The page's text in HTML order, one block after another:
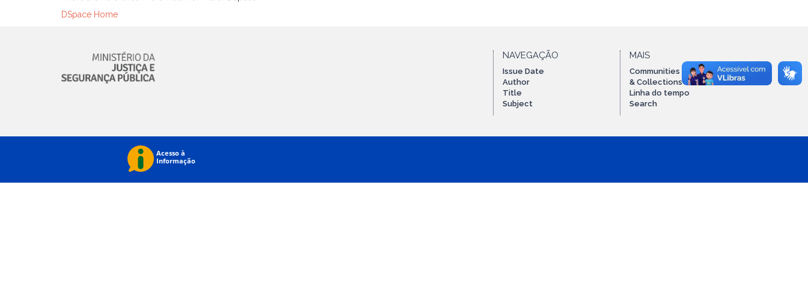
DSpace Home
NAVEGAÇÃO
Issue Date
Author
Title
Subject
MAIS
Communities
& Collections
Linha do tempo
Search